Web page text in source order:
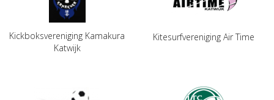
Kickboksvereniging Kamakura
Katwijk
Kitesurfvereniging Air Time